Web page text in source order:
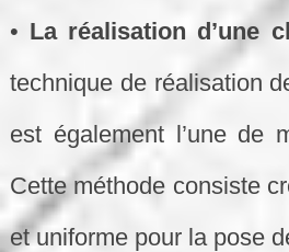
• La réalisation d’une
technique de réalisation
est également l’une de
Cette méthode consiste
et uniforme pour la pose